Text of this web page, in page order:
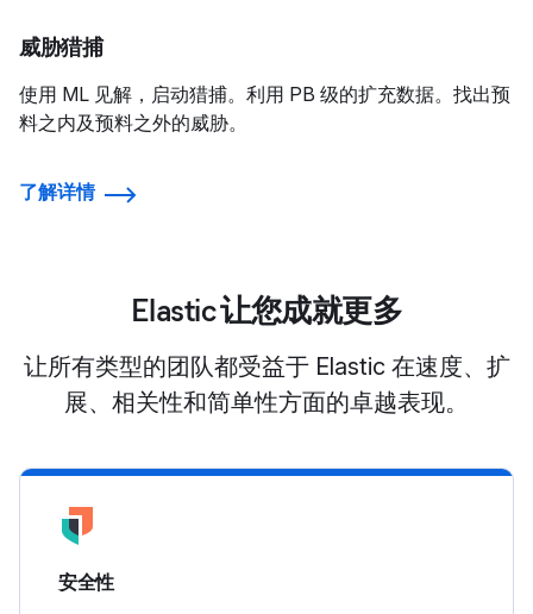
威胁猎捕
使用 ML 见解，启动猎捕。利用 PB 级的扩充数据。找出预
料之内及预料之外的威胁。
了解详情
Elastic 让您成就更多
让所有类型的团队都受益于 Elastic 在速度、扩
展、相关性和简单性方面的卓越表现。
安全性